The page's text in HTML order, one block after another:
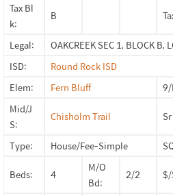
Tax Bl
k:
B
Legal:
OAKCREEK SEC 1, BLOCK B,
ISD:
Round Rock ISD
Elem:
Fern Bluff 9/
Mid/J
S:
Chisholm Trail
Type: House/Fee-Simple
Beds:
4
M/O
Bd:
2/2 $/